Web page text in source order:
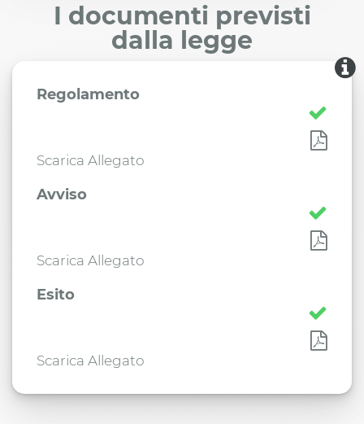
I documenti previsti
dalla legge
Regolamento
Scarica Allegato
Avviso
Scarica Allegato
Esito
Scarica Allegato